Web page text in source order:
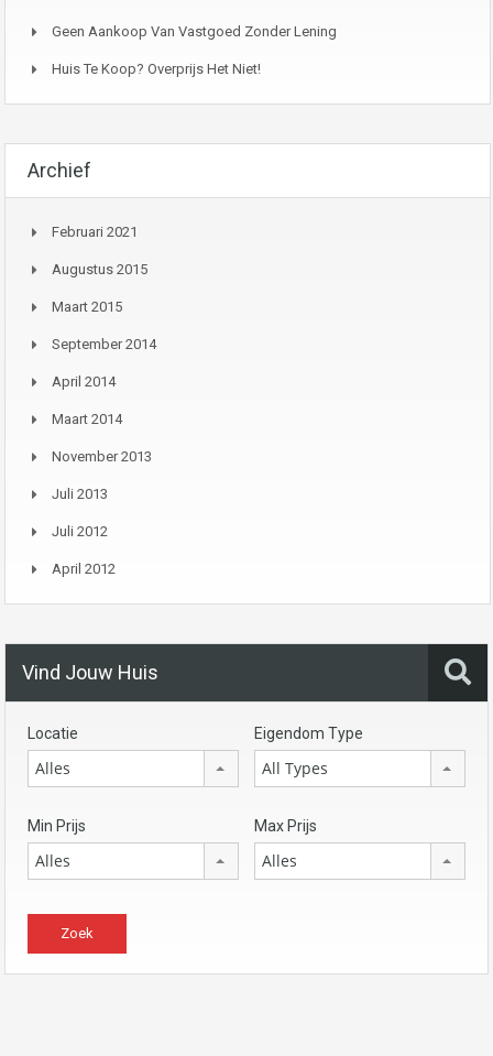
Geen Aankoop Van Vastgoed Zonder Lening
Huis Te Koop? Overprijs Het Niet!
Archief
Februari 2021
Augustus 2015
Maart 2015
September 2014
April 2014
Maart 2014
November 2013
Juli 2013
Juli 2012
April 2012
Vind Jouw Huis
Locatie
Alles
Eigendom Type
All Types
Min Prijs
Alles
Max Prijs
Alles